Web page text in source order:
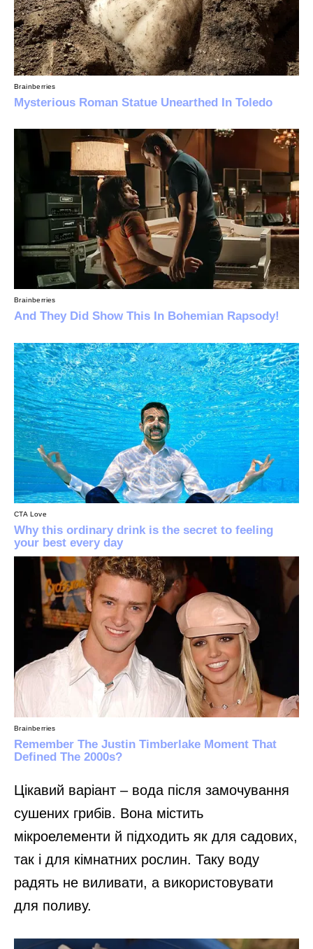
Цікавий варіант – вода після замочування
сушених грибів. Вона містить
мікроелементи й підходить як для садових,
так і для кімнатних рослин. Таку воду
радять не виливати, а використовувати
для поливу.